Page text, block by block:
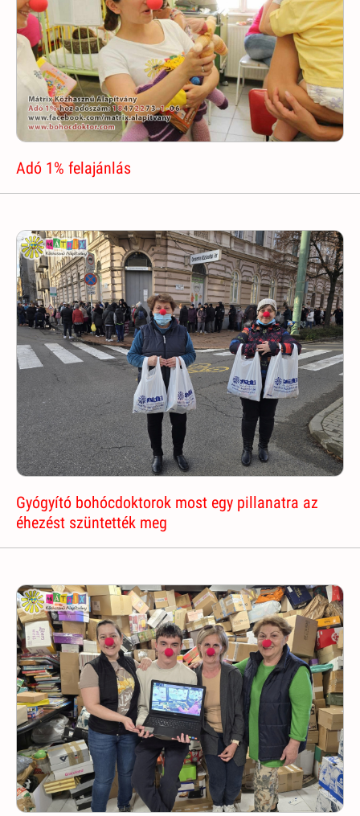
Adó 1% felajánlás
Gyógyító bohócdoktorok most egy pillanatra az
éhezést szüntették meg